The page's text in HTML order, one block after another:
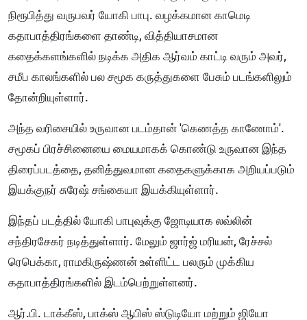
நிரூபித்து வருபவர் யோகி பாபு. வழக்கமான காமெடி
கதாபாத்திரங்களை தாண்டி, வித்தியாசமான
கதைக்களங்களில் நடிக்க அதிக ஆர்வம் காட்டி வரும் அவர்,
சமீப காலங்களில் பல சமூக கருத்துகளை பேசும் படங்களிலும்
தோன்றியுள்ளார்.
அந்த வரிசையில் உருவான படம்தான் 'கெணத்த காணோம்'.
சமூகப் பிரச்சினையை மையமாகக் கொண்டு உருவான இந்த
திரைப்படத்தை, தனித்துவமான கதைகளுக்காக அறியப்படும்
இயக்குநர் சுரேஷ் சங்கையா இயக்கியுள்ளார்.
இந்தப் படத்தில் யோகி பாபுவுக்கு ஜோடியாக லவ்லின்
சந்திரசேகர் நடித்துள்ளார். மேலும் ஜார்ஜ் மரியன், ரேச்சல்
ரெபெக்கா, ராமகிருஷ்ணன் உள்ளிட்ட பலரும் முக்கிய
கதாபாத்திரங்களில் இடம்பெற்றுள்ளனர்.
ஆர்.பி. டாக்கீஸ், பாக்ஸ் ஆபிஸ் ஸ்டுடியோ மற்றும் ஜியோ